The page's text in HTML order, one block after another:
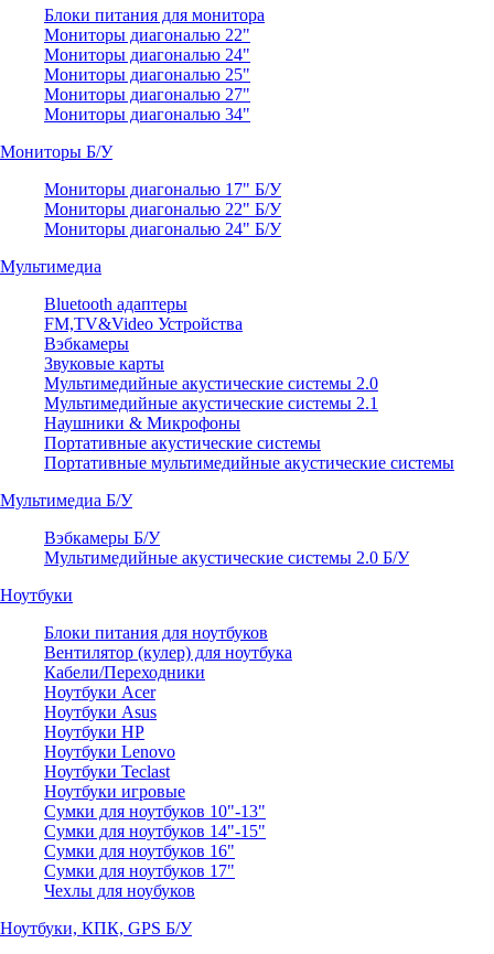
Блоки питания для монитора
Мониторы диагональю 22"
Мониторы диагональю 24"
Мониторы диагональю 25"
Мониторы диагональю 27"
Мониторы диагональю 34"
Мониторы Б/У
Мониторы диагональю 17" Б/У
Мониторы диагональю 22" Б/У
Мониторы диагональю 24" Б/У
Мультимедиа
Bluetooth адаптеры
FM,TV&Video Устройства
Вэбкамеры
Звуковые карты
Мультимедийные акустические системы 2.0
Мультимедийные акустические системы 2.1
Наушники & Микрофоны
Портативные акустические системы
Портативные мультимедийные акустические системы
Мультимедиа Б/У
Вэбкамеры Б/У
Мультимедийные акустические системы 2.0 Б/У
Ноутбуки
Блоки питания для ноутбуков
Вентилятор (кулер) для ноутбука
Кабели/Переходники
Ноутбуки Acer
Ноутбуки Asus
Ноутбуки HP
Ноутбуки Lenovo
Ноутбуки Teclast
Ноутбуки игровые
Сумки для ноутбуков 10"-13"
Сумки для ноутбуков 14"-15"
Сумки для ноутбуков 16"
Сумки для ноутбуков 17"
Чехлы для ноубуков
Ноутбуки, КПК, GPS Б/У